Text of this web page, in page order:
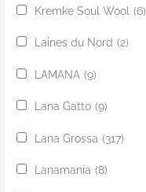
Kremke Soul Wool (6)
Laines du Nord (2)
LAMANA (9)
Lana Gatto (9)
Lana Grossa (317)
Lanamania (8)